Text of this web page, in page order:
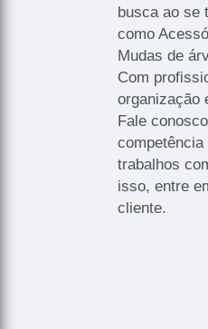
busca ao se
como
Mudas de
Com
organização
Fale
trabalhos
isso, entre
cliente.